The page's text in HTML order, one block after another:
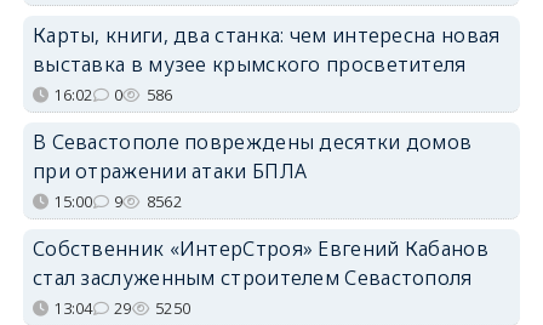
Карты, книги, два станка: чем интересна новая
выставка в музее крымского просветителя
16:02 0 586
В Севастополе повреждены десятки домов
при отражении атаки БПЛА
15:00 9 8562
Собственник «ИнтерСтроя» Евгений Кабанов
стал заслуженным строителем Севастополя
13:04 29 5250